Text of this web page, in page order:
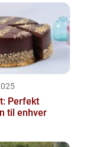
Perfekt
til enhver